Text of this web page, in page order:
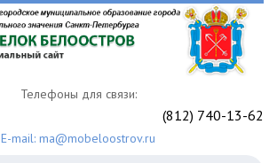
Телефоны для связи:
(812) 740-13-62
E-mail: ma@mobeloostrov.ru